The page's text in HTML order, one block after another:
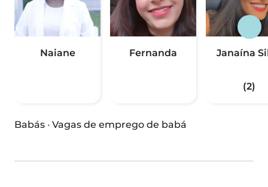
Naiane Fernanda Janaína
(2)
Babás · Vagas de emprego de babá